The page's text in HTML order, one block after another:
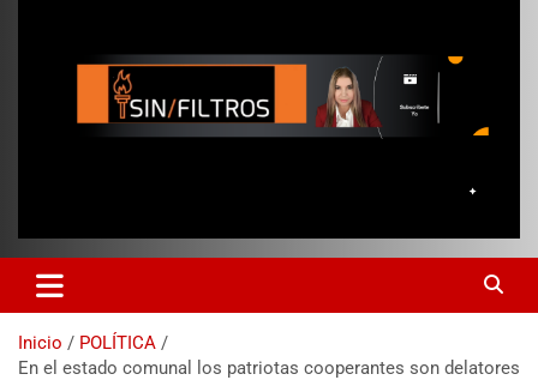
Inicio
POLÍTICA
En el estado comunal los patriotas cooperantes son delatores